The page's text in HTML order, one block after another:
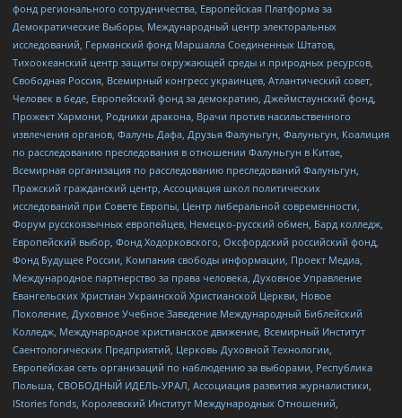
фонд регионального сотрудничества, Европейская Платформа за
Демократические Выборы, Международный центр электоральных
исследований, Германский фонд Маршалла Соединенных Штатов,
Тихоокеанский центр защиты окружающей среды и природных ресурсов,
Свободная Россия, Всемирный конгресс украинцев, Атлантический совет,
Человек в беде, Европейский фонд за демократию, Джеймстаунский фонд,
Прожект Хармони, Родники дракона, Врачи против насильственного
извлечения органов, Фалунь Дафа, Друзья Фалуньгун, Фалуньгун, Коалиция
по расследованию преследования в отношении Фалуньгун в Китае,
Всемирная организация по расследованию преследований Фалуньгун,
Пражский гражданский центр, Ассоциация школ политических
исследований при Совете Европы, Центр либеральной современности,
Форум русскоязычных европейцев, Немецко-русский обмен, Бард колледж,
Европейский выбор, Фонд Ходорковского, Оксфордский российский фонд,
Фонд Будущее России, Компания свободы информации, Проект Медиа,
Международное партнерство за права человека, Духовное Управление
Евангельских Христиан Украинской Христианской Церкви, Новое
Поколение, Духовное Учебное Заведение Международный Библейский
Колледж, Международное христианское движение, Всемирный Институт
Саентологических Предприятий, Церковь Духовной Технологии,
Европейская сеть организаций по наблюдению за выборами, Республика
Польша, СВОБОДНЫЙ ИДЕЛЬ-УРАЛ, Ассоциация развития журналистики,
IStories fonds, Королевский Институт Международных Отношений,